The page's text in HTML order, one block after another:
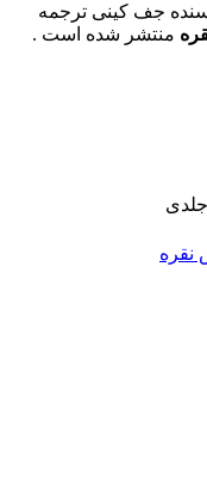
جف کینی ترجمه
منتشر شده است .
نقره